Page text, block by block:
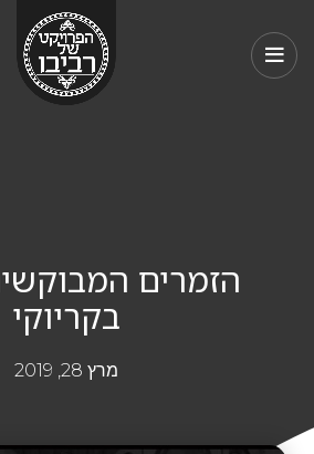
הזמרים
בקריוקי
מרץ 28, 2019